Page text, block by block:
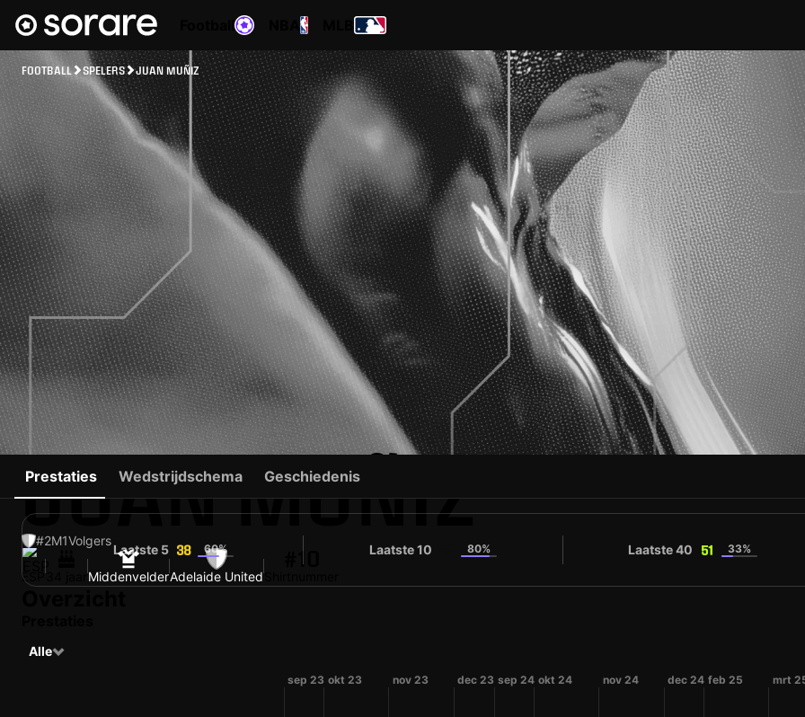
FOOTBALL SPELERS JUAN MUÑIZ
JUAN MUÑIZ
#2M1Volgers
ESP MiddenvelderAdelaide United
#10
Prestaties Wedstrijdschema Geschiedenis
Laatste 5 38 60% Laatste 10 80% Laatste 40 51 33%
Alle
sep 23 okt 23 nov 23 dec 23 sep 24 okt 24 nov 24 dec 24 feb 25 mrt